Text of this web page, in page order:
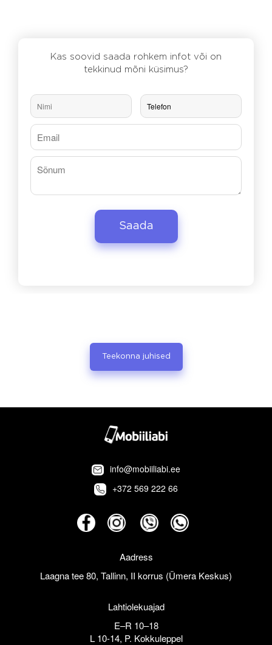
Kas soovid saada rohkem infot või on
tekkinud mõni küsimus?
Teekonna juhised
info@mobiiliabi.ee
+372 569 222 66
Aadress
Laagna tee 80, Tallinn, II korrus (Ümera Keskus)
Lahtiolekuajad
E–R 10–18
L 10-14, P. Kokkuleppel